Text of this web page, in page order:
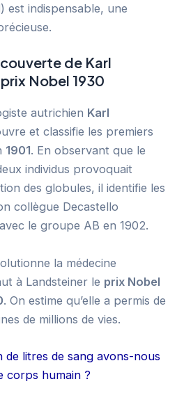
est indispensable, une
de Karl
Nobel 1930
autrichien Karl
et classifie les premiers
1901. En observant que le
individus provoquait
des globules, il identifie les
collègue Decastello
le groupe AB en 1902.
la médecine
à Landsteiner le prix Nobel
. On estime qu’elle a permis de
de millions de vies.
de litres de sang avons-nous
corps humain ?